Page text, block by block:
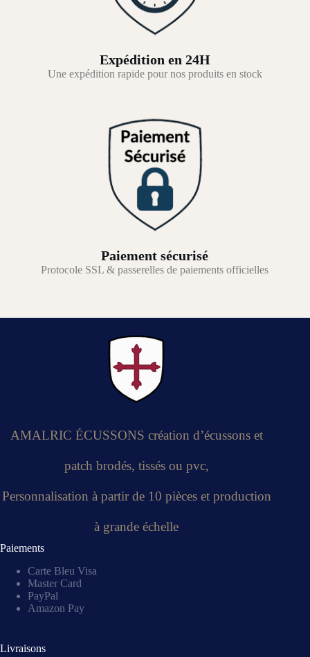
Expédition en 24H
Une expédition rapide pour nos produits en stock
Paiement sécurisé
Protocole SSL & passerelles de paiements officielles
AMALRIC ÉCUSSONS création d’écussons et
patch brodés, tissés ou pvc,
Personnalisation à partir de 10 pièces et production
à grande échelle
Paiements
Carte Bleu Visa
Master Card
PayPal
Amazon Pay
Livraisons